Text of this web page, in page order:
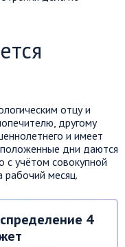
отцу и
другому
и имеет
дни даются
с учётом совокупной
месяц.
4